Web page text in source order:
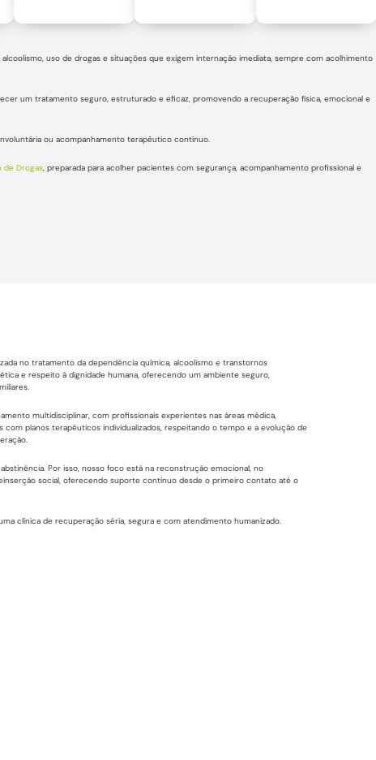
uso de drogas e situações que exigem internação imediata, sempre com acolhimento
um tratamento seguro, estruturado e eficaz, promovendo a recuperação física, emocional e
ou acompanhamento terapêutico contínuo.
de Drogas, preparada para acolher pacientes com segurança, acompanhamento profissional e
no tratamento da dependência química, alcoolismo e transtornos
e respeito à dignidade humana, oferecendo um ambiente seguro,
multidisciplinar, com profissionais experientes nas áreas médica,
com planos terapêuticos individualizados, respeitando o tempo e a evolução de
Por isso, nosso foco está na reconstrução emocional, no
social, oferecendo suporte contínuo desde o primeiro contato até o
clínica de recuperação séria, segura e com atendimento humanizado.